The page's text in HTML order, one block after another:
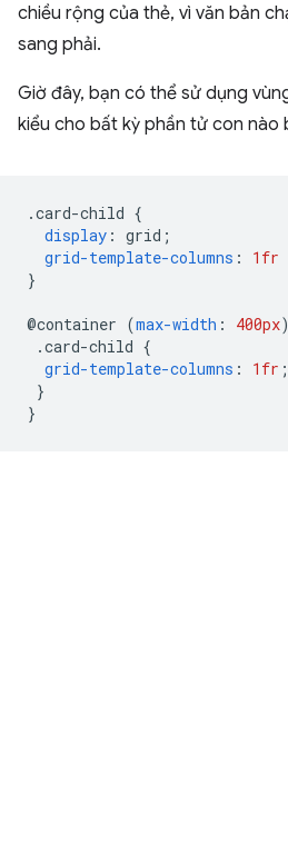
chiều rộng của thẻ, vì văn bản
sang phải.
Giờ đây, bạn có thể sử dụng
kiểu cho bất kỳ phần tử con nào
.card-child {
display : grid ;
grid-template-columns : 1fr
}
@container (max-width : 400px)
.card-child {
grid-template-columns : 1fr ;
}
}